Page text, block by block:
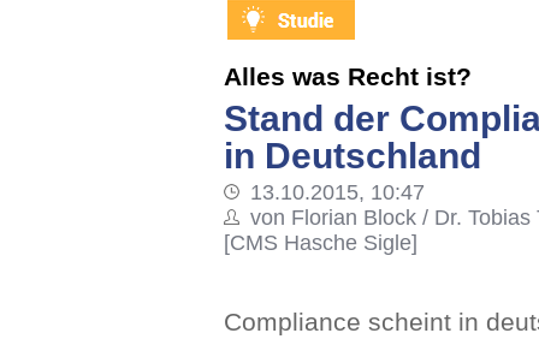
Alles was Recht ist?
Stand der
in Deutschland
13.10.2015, 10:47
von Florian Block / Dr. Tobias
[CMS Hasche Sigle]
Compliance scheint in